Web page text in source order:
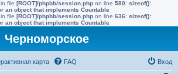
in file [ROOT]/phpbb/session.php on line 580: sizeof():
an object that implements Countable
in file [ROOT]/phpbb/session.php on line 636: sizeof():
an object that implements Countable
Черноморское
карта FAQ Вход